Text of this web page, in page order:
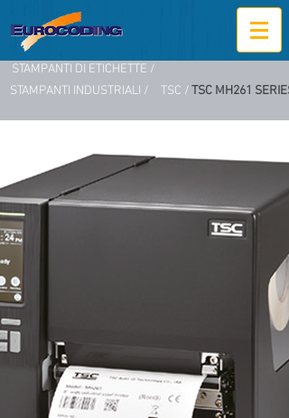
STAMPANTI DI ETICHETTE /
STAMPANTI INDUSTRIALI /
TSC /TSC MH261 SERIES